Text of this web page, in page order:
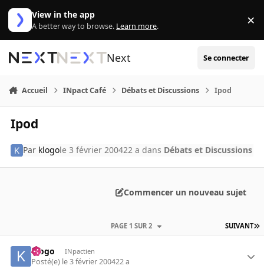
Aller au contenu
View in the app
A better way to browse. Learn more. ×
Next Se connecter
Accueil INpact Café Débats et Discussions Ipod
Ipod
Par klogole 3 février 200422 a dans Débats et Discussions
Commencer un nouveau sujet
SUIVANT
PAGE 1 SUR 2
klogo INpactien
Posté(e) le 3 février 200422 a